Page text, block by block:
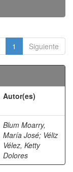
1 Siguiente
Autor(es)
Blum Moarry,
María José; Véliz
Vélez, Ketty
Dolores